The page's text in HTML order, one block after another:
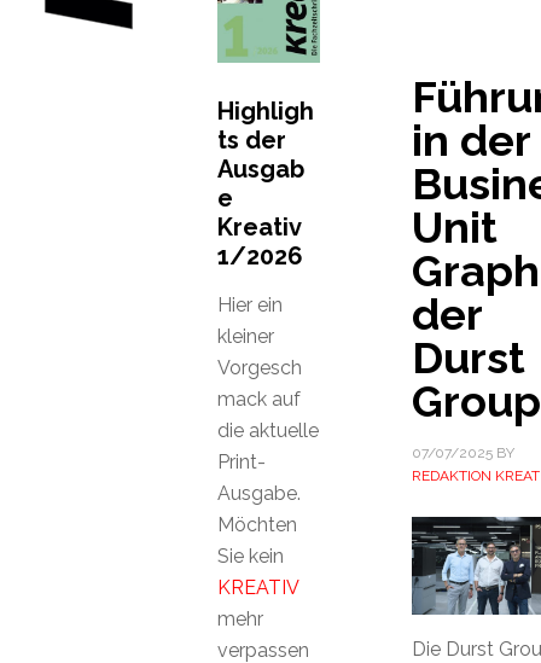
in der
Unit
der
Durst
Group
07/07/2025BY
REDAKTION
Die Durst
Highligh
ts der
Ausgab
e
Kreativ
1/2026
Hier ein
kleiner
Vorgesch
mack auf
die aktuelle
Print-
Ausgabe.
Möchten
Sie kein
KREATIV
mehr
verpassen